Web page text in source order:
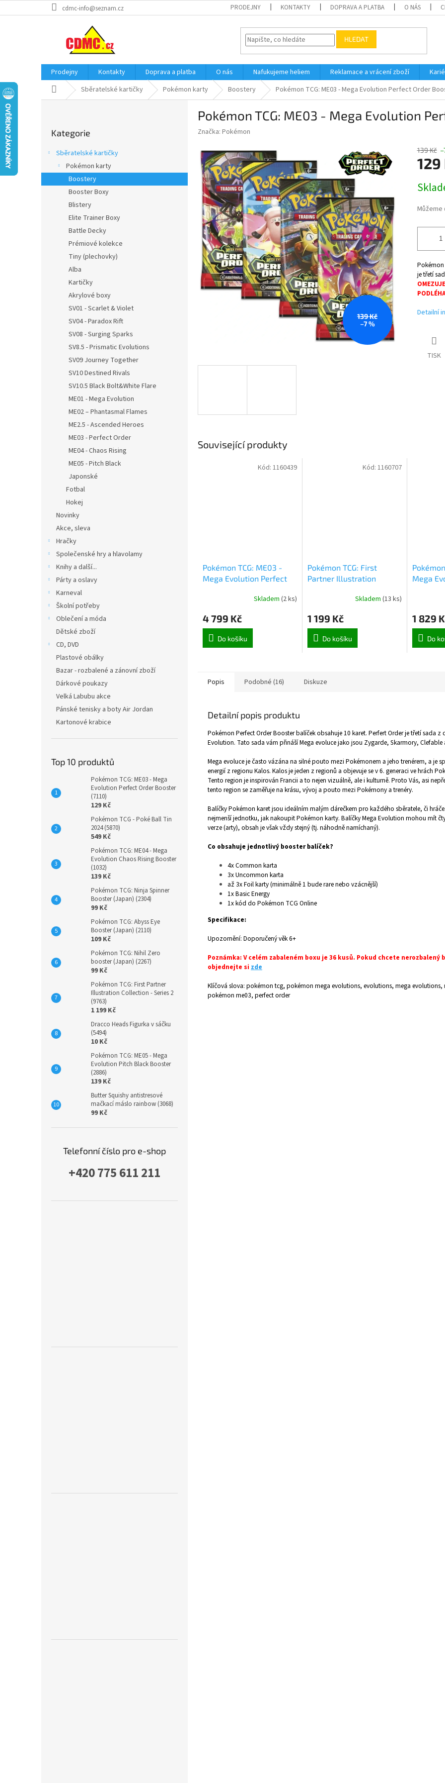
na
cdmc-info@seznam.cz PRODEJNY KONTAKTY DOPRAVA A PLATBA O NÁS
HLEDAT
Prodejny Kontakty Doprava a platba O nás Nafukujeme heliem Reklamace a vrácení zboží
Domů Sběratelské kartičky Pokémon karty Boostery Pokémon TCG: ME03 - Mega Evolution Perfect Order
n
kategorie
Kategorie
Sběratelské kartičky
Pokémon karty
Boostery
Booster Boxy
Blistery
Elite Trainer Boxy
Battle Decky
Prémiové kolekce
Tiny (plechovky)
Alba
Kartičky
Akrylové boxy
SV01 - Scarlet & Violet
SV04 - Paradox Rift
SV08 - Surging Sparks
SV8.5 - Prismatic Evolutions
SV09 Journey Together
SV10 Destined Rivals
SV10.5 Black Bolt&White Flare
ME01 - Mega Evolution
ME02 – Phantasmal Flames
ME2.5 - Ascended Heroes
ME03 - Perfect Order
ME04 - Chaos Rising
ME05 - Pitch Black
Japonské
Fotbal
Hokej
Novinky
Akce, sleva
Hračky
Společenské hry a hlavolamy
Knihy a další...
Párty a oslavy
Karneval
Školní potřeby
Oblečení a móda
Dětské zboží
CD, DVD
Plastové obálky
Bazar - rozbalené a zánovní zboží
Dárkové poukazy
Velká Labubu akce
Pánské tenisky a boty Air Jordan
Kartonové krabice
Top 10 produktů
Pokémon TCG: ME03 - Mega
Evolution Perfect Order Booster
(7110)
129 Kč
Pokémon TCG - Poké Ball Tin
2024 (5870)
549 Kč
Pokémon TCG: ME04 - Mega
Evolution Chaos Rising Booster
(1032)
139 Kč
Pokémon TCG: Ninja Spinner
Booster (Japan) (2304)
99 Kč
Pokémon TCG: Abyss Eye
Booster (Japan) (2110)
109 Kč
Pokémon TCG: Nihil Zero
booster (Japan) (2267)
99 Kč
Pokémon TCG: First Partner
Illustration Collection - Series 2
(9763)
1 199 Kč
Dracco Heads Figurka v sáčku
(5494)
10 Kč
Pokémon TCG: ME05 - Mega
Evolution Pitch Black Booster
(2886)
139 Kč
Butter Squishy antistresové
mačkací máslo rainbow (3068)
99 Kč
Telefonní číslo pro e-shop
+420 775 611 211
Pokémon TCG: ME03 - Mega Evolution
Značka: Pokémon
139 Kč
–7 %
139 Kč
129
cena:
Můžeme
Pokémon
je třetí
Detailní
TISK
Související produkty
Pokémon TCG: ME03 -
Mega Evolution Perfect
Skladem (2 ks)
4 799 Kč
Do košíku
Kód: 1160439
Pokémon TCG: First
Partner Illustration
Skladem (13 ks)
1 199 Kč
Do košíku
Kód: 1160707
Mega
1 829
Do
Popis Podobné (16) Diskuze
Detailní popis produktu
Pokémon Perfect Order Booster balíček obsahuje 10 karet. Perfert Order je třetí sada z
Evolution. Tato sada vám přináší Mega evoluce jako jsou Zygarde, Skarmory, Clefable
Mega evoluce je často vázána na silné pouto mezi Pokémonem a jeho trenérem, a je
energií z regionu Kalos. Kalos je jeden z regionů a objevuje se v 6. generaci ve hrách
Tento region je inspirován Francii a to nejen vizuálně, ale i kulturně. Proto Vás, asi
tento region se zaměřuje na krásu, vývoj a pouto mezi Pokémony a trenéry.
Balíčky Pokémon karet jsou ideálním malým dárečkem pro každého sběratele, či
nejmenší jednotku, jak nakoupit Pokémon karty. Balíčky Mega Evolution mohou mít
verze (arty), obsah je však vždy stejný (tj. náhodně namíchaný).
Co obsahuje jednotlivý booster balíček?
4x Common karta
3x Uncommon karta
až 3x Foil karty (minimálně 1 bude rare nebo vzácnější)
1x Basic Energy
1x kód do Pokémon TCG Online
Specifikace:
Upozornění: Doporučený věk 6+
Poznámka: V celém zabaleném boxu je 36 kusů. Pokud chcete nerozbalený
objednejte si zde
Klíčová slova: pokémon tcg, pokémon mega evolutions, evolutions, mega evolutions,
pokémon me03, perfect order